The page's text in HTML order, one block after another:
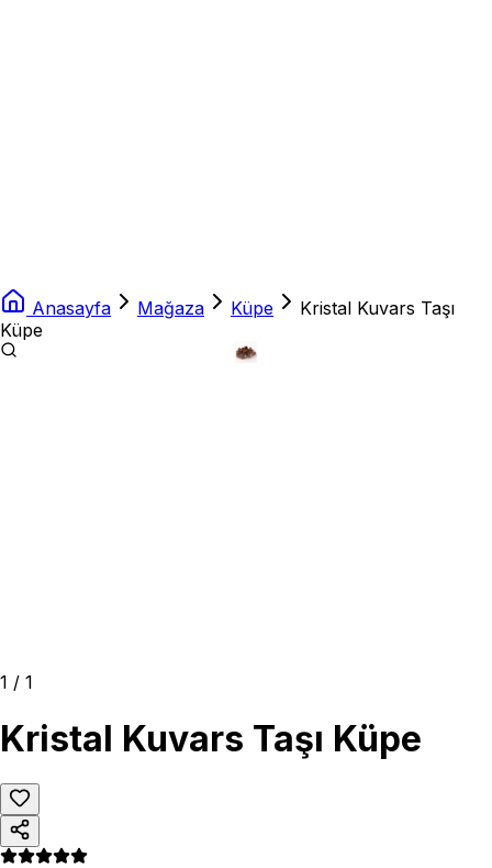
Anasayfa Mağaza Küpe
Kristal Kuvars Taşı
Küpe
1 / 1
Kristal Kuvars Taşı Küpe